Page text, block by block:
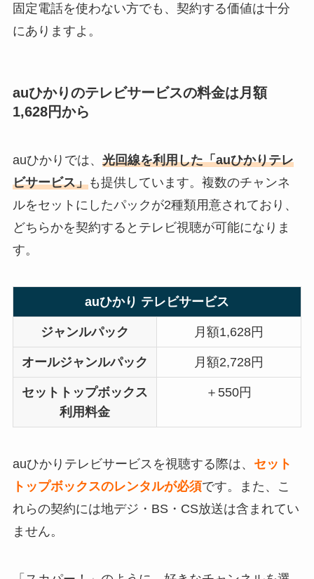
固定電話を使わない方でも、契約する価値は十分
にありますよ。
auひかりのテレビサービスの料金は月額
1,628円から
auひかりでは、 光回線を利用した「auひかりテレ
ビサービス」も提供しています。複数のチャンネ
ルをセットにしたパックが2種類用意されており、
どちらかを契約するとテレビ視聴が可能になりま
す。
auひかり テレビサービス
ジャンルパック 月額1,628円
オールジャンルパック 月額2,728円
セットトップボックス
利用料金
＋550円
auひかりテレビサービスを視聴する際は、 セット
トップボックスのレンタルが必須です。また、こ
れらの契約には地デジ・BS・CS放送は含まれてい
ません。